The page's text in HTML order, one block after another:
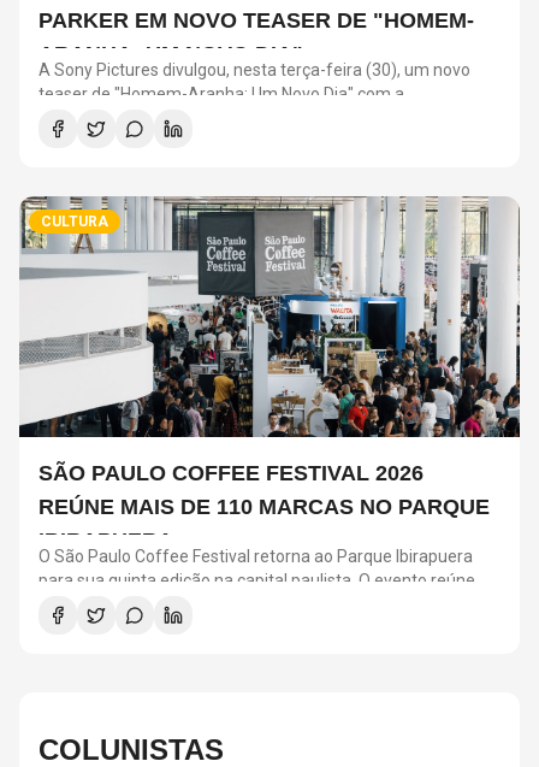
PARKER EM NOVO TEASER DE "HOMEM-
ARANHA: UM NOVO DIA"
A Sony Pictures divulgou, nesta terça-feira (30), um novo
teaser de "Homem-Aranha: Um Novo Dia" com a
participação de Lionel Messi. O astro argentino divide a cena
com o universo do herói em uma ação promocional do filme.
CULTURA
SÃO PAULO COFFEE FESTIVAL 2026
REÚNE MAIS DE 110 MARCAS NO PARQUE
IBIRAPUERA
O São Paulo Coffee Festival retorna ao Parque Ibirapuera
para sua quinta edição na capital paulista. O evento reúne
mais de 110 marcas de café, além de produtores, baristas e
especialistas do setor. A programação inclui degustações,
COLUNISTAS